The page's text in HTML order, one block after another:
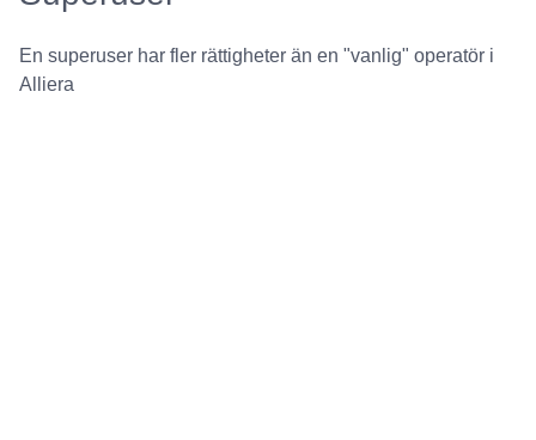
En superuser har fler rättigheter än en "vanlig" operatör i
Alliera